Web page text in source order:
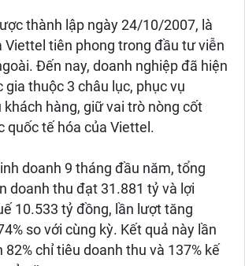
thành lập ngày 24/10/2007, là
Viettel tiên phong trong đầu tư viễn
Đến nay, doanh nghiệp đã hiện
gia thuộc 3 châu lục, phục vụ
khách hàng, giữ vai trò nòng cốt
quốc tế hóa của Viettel.
doanh 9 tháng đầu năm, tổng
doanh thu đạt 31.881 tỷ và lợi
10.533 tỷ đồng, lần lượt tăng
so với cùng kỳ. Kết quả này lần
82% chỉ tiêu doanh thu và 137% kế